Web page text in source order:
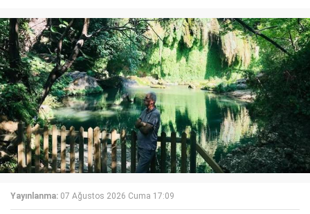
Yayınlanma: 07 Ağustos 2026 Cuma 17:09